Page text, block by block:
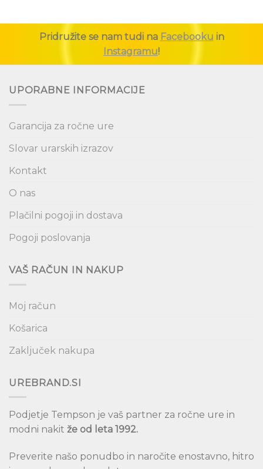
Pridružite se nam tudi na Facebooku in
Instagramu!
UPORABNE INFORMACIJE
Garancija za ročne ure
Slovar urarskih izrazov
Kontakt
O nas
Plačilni pogoji in dostava
Pogoji poslovanja
VAŠ RAČUN IN NAKUP
Moj račun
Košarica
Zaključek nakupa
UREBRAND.SI
Podjetje Tempson je vaš partner za ročne ure in
modni nakit že od leta 1992.
Preverite našo ponudbo in naročite enostavno, hitro